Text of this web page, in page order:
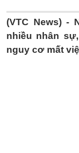
(VTC News) -
nhiều nhân
nguy cơ mất